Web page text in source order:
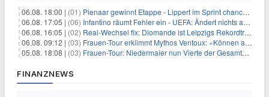
06.08. 18:00 | (01) Pienaar gewinnt Etappe - Lippert im Sprint chancenlos
06.08. 17:05 | (06) Infantino räumt Fehler ein - UEFA: Ändert nichts an Boykott
06.08. 16:05 | (02) Real-Wechsel fix: Diomande ist Leipzigs Rekordtransfer
06.08. 09:12 | (03) Frauen-Tour erklimmt Mythos Ventoux: «Können alles schaffen»
05.08. 18:08 | (03) Frauen-Tour: Niedermaier nun Vierte der Gesamtwertung
FINANZNEWS